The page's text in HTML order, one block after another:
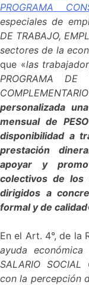
PROGRAMA
especiales de
DE TRABAJO,
sectores de la
que «las
PROGRAMA DE
personalizada
mensual de
disponibilidad a
prestación
apoyar y
colectivos de los
dirigidos a
formal y de calidad
En el Art. 4°, de la
ayuda económica
SALARIO SOCIAL
con la percepción